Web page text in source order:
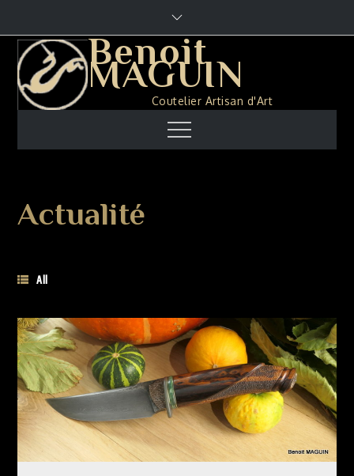
content
Benoit
MAGUIN
Coutelier Artisan d'Art
Menu
Actualité
All